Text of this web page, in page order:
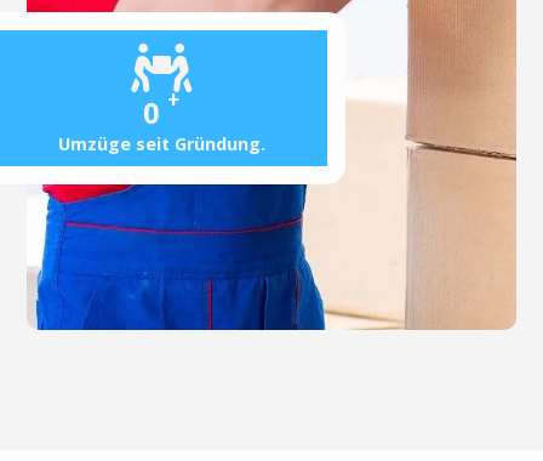
0 +
Umzüge seit Gründung.